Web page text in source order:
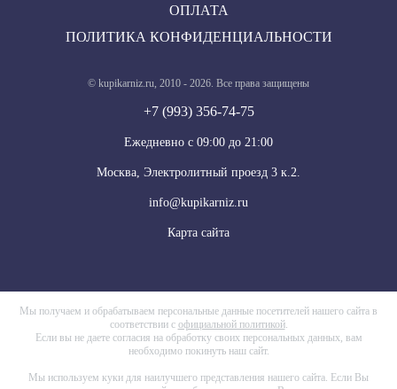
ОПЛАТА
ПОЛИТИКА КОНФИДЕНЦИАЛЬНОСТИ
© kupikarniz.ru, 2010 - 2026. Все права защищены
+7 (993) 356-74-75
Eжедневно с 09:00 до 21:00
Москва, Электролитный проезд 3 к.2.
info@kupikarniz.ru
Карта сайта
Мы получаем и обрабатываем персональные данные посетителей нашего сайта в
соответствии с официальной политикой.
Если вы не даете согласия на обработку своих персональных данных, вам
необходимо покинуть наш сайт.
Мы используем куки для наилучшего представления нашего сайта. Если Вы